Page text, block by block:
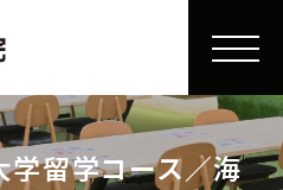
学留学コース／海